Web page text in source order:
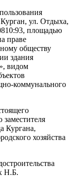
Курган, ул. Отдыха,
площадью
праве
обществу
здания
видом
коммунального
заместителя
Кургана,
хозяйства
Н.Б.